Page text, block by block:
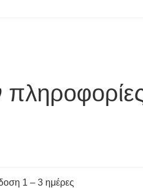
1 – 3 ημέρες